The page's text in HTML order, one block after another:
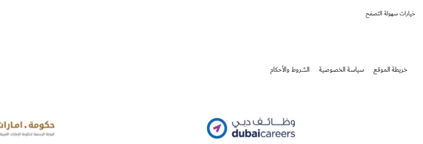
خيارات سهولة التصفح
خريطة الموقع سياسة الخصوصية الشروط والأحكام